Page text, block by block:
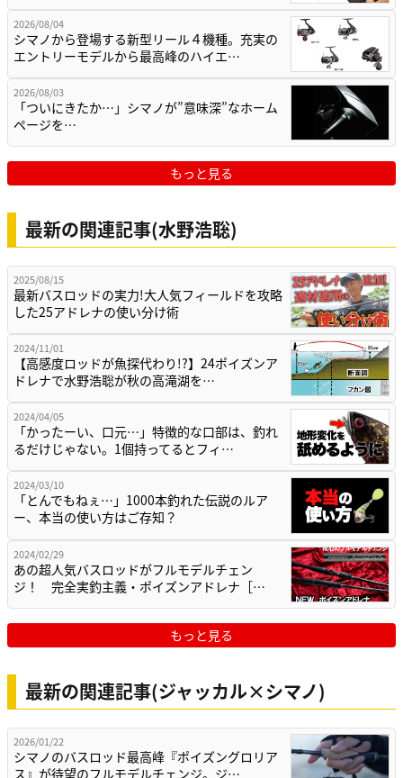
2026/08/04
シマノから登場する新型リール４機種。充実の
エントリーモデルから最高峰のハイエ…
2026/08/03
「ついにきたか…」シマノが”意味深”なホーム
ページを…
もっと見る
最新の関連記事(水野浩聡)
2025/08/15
最新バスロッドの実力!大人気フィールドを攻略
した25アドレナの使い分け術
2024/11/01
【高感度ロッドが魚探代わり!?】24ポイズンア
ドレナで水野浩聡が秋の高滝湖を…
2024/04/05
「かったーい、口元…」特徴的な口部は、釣れ
るだけじゃない。1個持ってるとフィ…
2024/03/10
「とんでもねぇ…」1000本釣れた伝説のルア
ー、本当の使い方はご存知？
2024/02/29
あの超人気バスロッドがフルモデルチェン
ジ！ 完全実釣主義・ポイズンアドレナ［…
もっと見る
最新の関連記事(ジャッカル×シマノ)
2026/01/22
シマノのバスロッド最高峰『ポイズングロリア
ス』が待望のフルモデルチェンジ。ジ…